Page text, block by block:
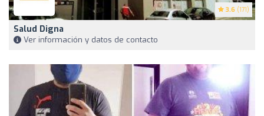
3.6 (171)
Salud Digna
Ver información y datos de contacto